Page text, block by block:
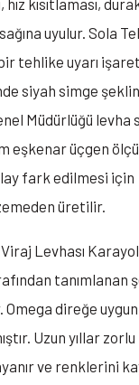
hız kısıtlaması,
uyulur. Sola
tehlike uyarı
siyah simge
Müdürlüğü levha
eşkenar üçgen
fark edilmesi için
üretilir.
Levhası
tanımlanan
Omega direğe
Uzun yıllar
ve renklerini